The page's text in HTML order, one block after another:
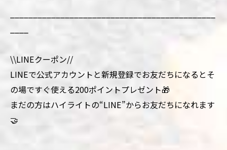
\\LINEクーポン//
LINEで公式アカウントと新規登録でお友だちになるとそ
の場ですぐ使える200ポイントプレゼント🎁
まだの方はハイライトの“LINE”からお友だちになれます
🤝